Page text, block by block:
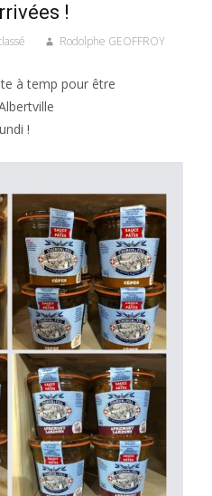
!
Rodolphe GEOFFROY
à temp pour être
!